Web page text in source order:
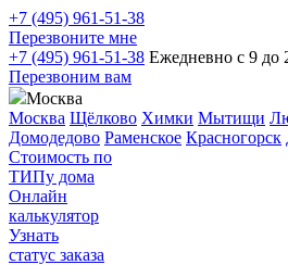
+7 (495) 961-51-38
Перезвоните мне
+7 (495) 961-51-38 Ежедневно с 9 до
Перезвоним вам
Москва
Москва Щёлково Химки Мытищи
Домодедово Раменское Красногорск
Стоимость по
ТИПу дома
Онлайн
калькулятор
Узнать
статус заказа